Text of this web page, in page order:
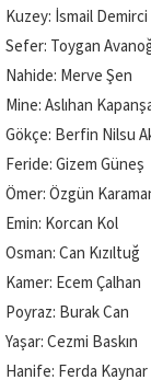
Kuzey: İsmail Demirci
Sefer: Toygan
Nahide: Merve Şen
Mine: Aslıhan
Gökçe: Berfin Nilsu
Feride: Gizem Güneş
Ömer: Özgün
Emin: Korcan Kol
Osman: Can Kızıltuğ
Kamer: Ecem Çalhan
Poyraz: Burak Can
Yaşar: Cezmi Baskın
Hanife: Ferda Kaynar